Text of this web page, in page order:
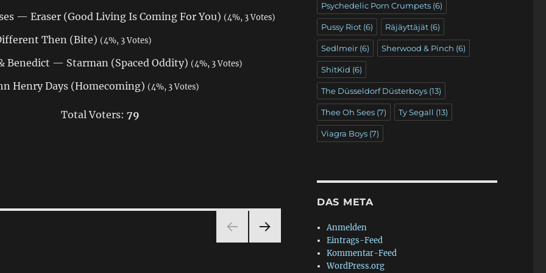
— Eraser (Good Living Is Coming For You) (4%, 3 Votes)
Then (Bite) (4%, 3 Votes)
Benedict — Starman (Spaced Oddity) (4%, 3 Votes)
Henry Days (Homecoming) (4%, 3 Votes)
Total Voters:79
Psychedelic Porn Crumpets(6)
Pussy Riot(6) Räjäyttäjät(6)
Sedlmeir(6) Sherwood & Pinch (6)
ShitKid (6)
The Düsseldorf Düsterboys(13)
Thee Oh Sees(7) Ty Segall (13)
Viagra Boys(7)
DAS META
Anmelden
Eintrags-Feed
Kommentar-Feed
WordPress.org